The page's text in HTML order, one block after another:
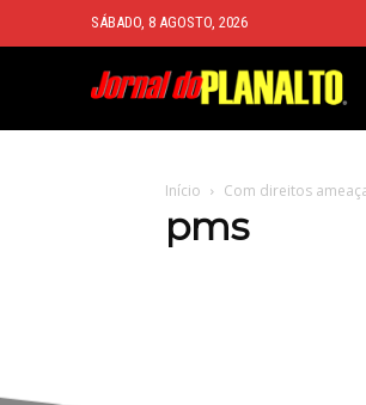
SÁBADO, 8 AGOSTO, 2026
Início Com direitos
pms